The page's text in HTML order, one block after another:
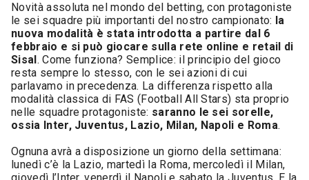
Novità assoluta nel mondo del betting, con protagoniste
le sei squadre più importanti del nostro campionato: la
nuova modalità è stata introdotta a partire dal 6
febbraio e si può giocare sulla rete online e retail di
Sisal. Come funziona? Semplice: il principio del gioco
resta sempre lo stesso, con le sei azioni di cui
parlavamo in precedenza. La differenza rispetto alla
modalità classica di FAS (Football All Stars) sta proprio
nelle squadre protagoniste: saranno le sei sorelle,
ossia Inter, Juventus, Lazio, Milan, Napoli e Roma.
Ognuna avrà a disposizione un giorno della settimana:
lunedì c’è la Lazio, martedì la Roma, mercoledì il Milan,